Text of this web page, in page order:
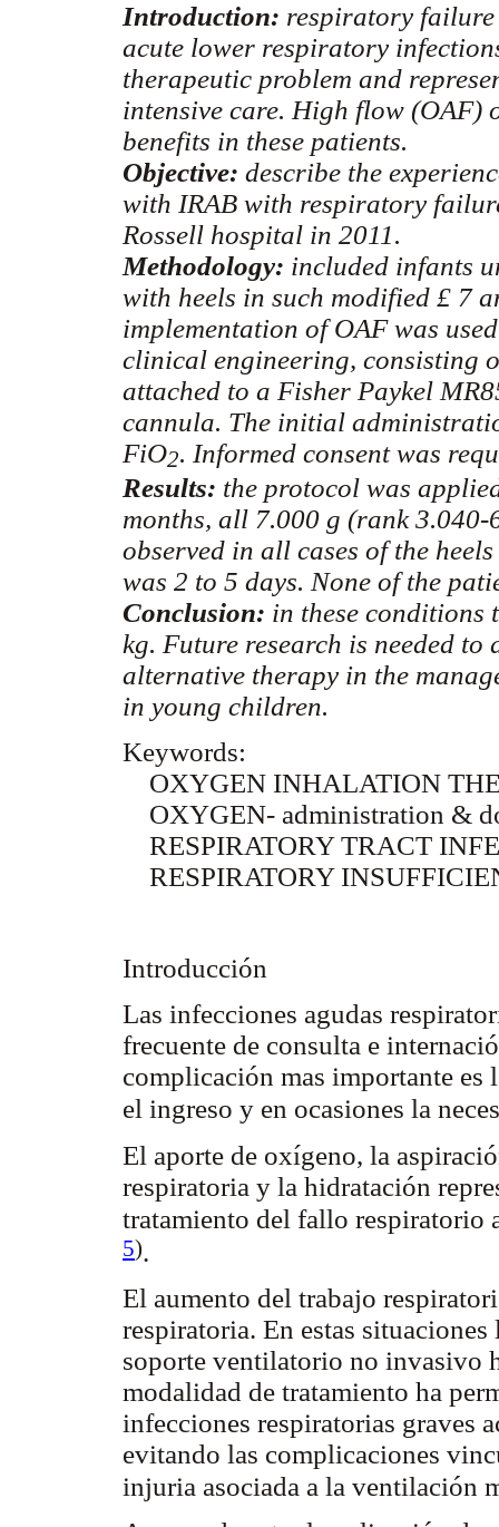
Introduction: respiratory
acute lower respiratory
therapeutic problem and
intensive care. High flow (OAF)
benefits in these patients.
Objective: describe the
with IRAB with respiratory
Rossell hospital in 2011.
Methodology: included infants
with heels in such modified £ 7
implementation of OAF was
clinical engineering, consisting
attached to a Fisher Paykel
cannula. The initial
FiO2. Informed consent was
Results: the protocol was
months, all 7.000 g (rank
observed in all cases of the
was 2 to 5 days. None of the
Conclusion: in these conditions
kg. Future research is needed
alternative therapy in the
in young children.
Keywords:
OXYGEN INHALATION
OXYGEN- administration &
RESPIRATORY TRACT
RESPIRATORY
Introducción
Las infecciones agudas
frecuente de consulta e
complicación mas importante
el ingreso y en ocasiones la
El aporte de oxígeno, la
respiratoria y la hidratación
tratamiento del fallo respiratorio
5).
El aumento del trabajo
respiratoria. En estas
soporte ventilatorio no invasivo
modalidad de tratamiento ha
infecciones respiratorias graves
evitando las complicaciones
injuria asociada a la ventilación